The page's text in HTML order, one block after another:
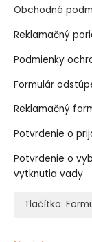
Obchodné
Reklamačný
Podmienky
Formulár
Reklamačný
Potvrdenie o
Potvrdenie o
vytknutia vady
Tlačítko: